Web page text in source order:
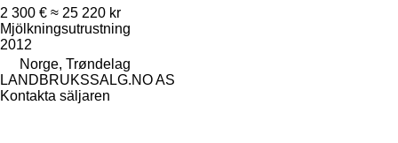
2 300 € ≈ 25 220 kr
Mjölkningsutrustning
2012
Norge, Trøndelag
LANDBRUKSSALG.NO AS
Kontakta säljaren